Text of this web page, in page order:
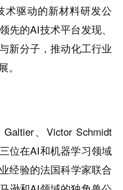
术驱动的新材料研发公
先的AI技术平台发现、
新分子，推动化工行业
。
、Victor Schmidt
位在AI和机器学习领域
经验的法国科学家联合